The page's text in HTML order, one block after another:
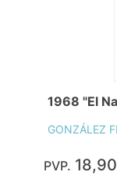
1968 "El
GONZÁLEZ
PVP.